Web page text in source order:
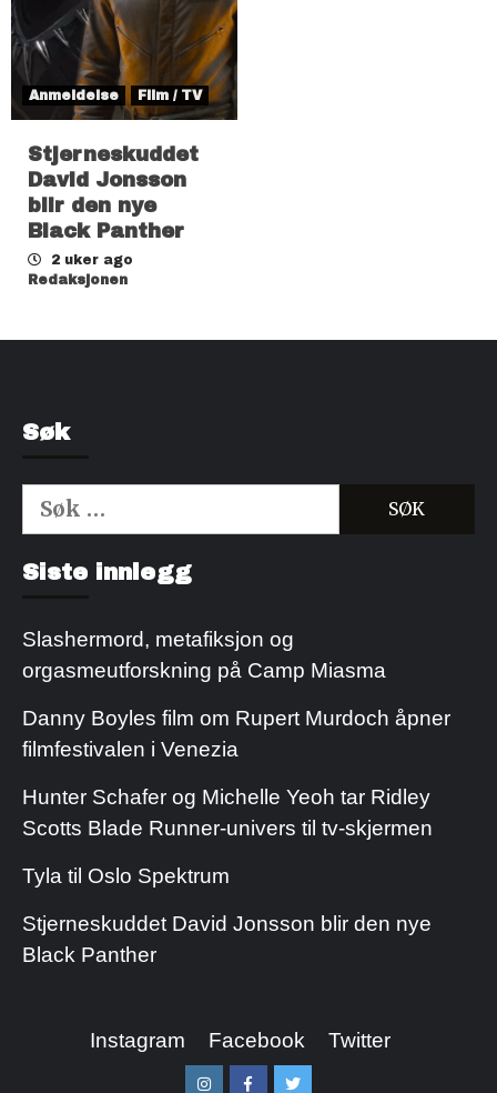
Anmeldelse Film / TV
Stjerneskuddet
David Jonsson
blir den nye
Black Panther
2 uker ago
Redaksjonen
Søk
Søk
etter:
Siste innlegg
Slashermord, metafiksjon og
orgasmeutforskning på Camp Miasma
Danny Boyles film om Rupert Murdoch åpner
filmfestivalen i Venezia
Hunter Schafer og Michelle Yeoh tar Ridley
Scotts Blade Runner-univers til tv-skjermen
Tyla til Oslo Spektrum
Stjerneskuddet David Jonsson blir den nye
Black Panther
Instagram Facebook Twitter